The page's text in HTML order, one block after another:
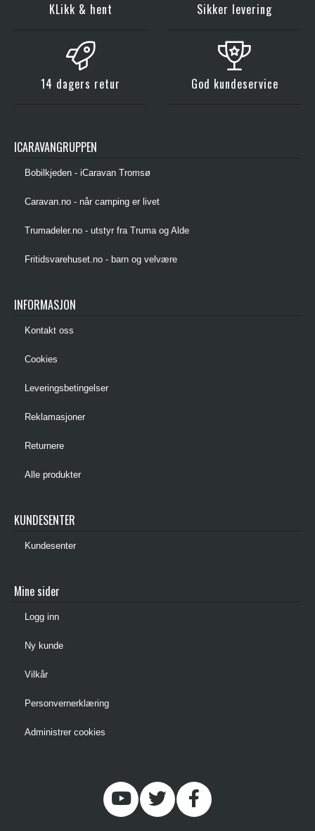
KLikk & hent Sikker levering
14 dagers retur God kundeservice
ICARAVANGRUPPEN
Bobilkjeden - iCaravan Tromsø
Caravan.no - når camping er livet
Trumadeler.no - utstyr fra Truma og Alde
Fritidsvarehuset.no - barn og velvære
INFORMASJON
Kontakt oss
Cookies
Leveringsbetingelser
Reklamasjoner
Returnere
Alle produkter
KUNDESENTER
Kundesenter
Mine sider
Logg inn
Ny kunde
Vilkår
Personvernerklæring
Administrer cookies